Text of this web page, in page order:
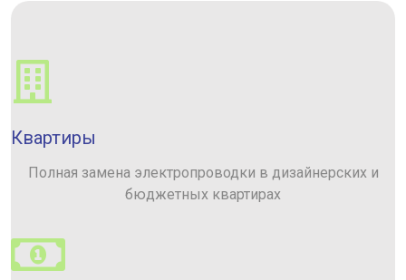
Квартиры
Полная замена электропроводки в дизайнерских и
бюджетных квартирах